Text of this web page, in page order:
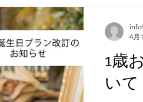
1歳
いて
4月